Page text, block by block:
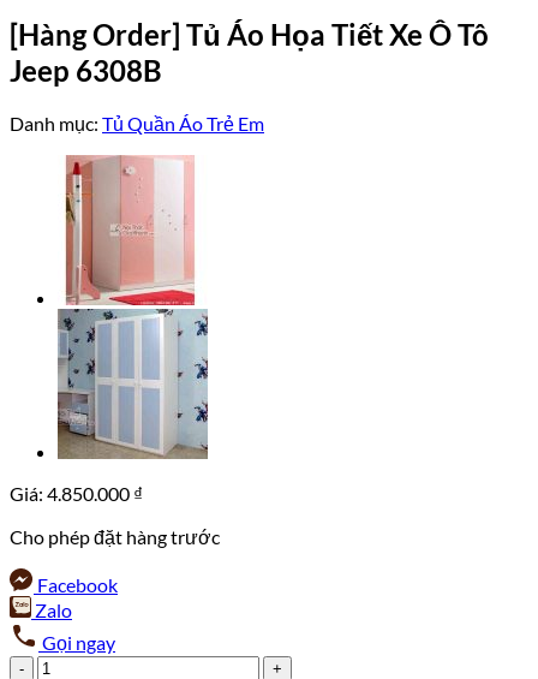
[Hàng Order] Tủ Áo Họa Tiết Xe Ô Tô
Jeep 6308B
Danh mục: Tủ Quần Áo Trẻ Em
Giá: 4.850.000 ₫
Cho phép đặt hàng trước
Facebook
Zalo
Gọi ngay
Tủ